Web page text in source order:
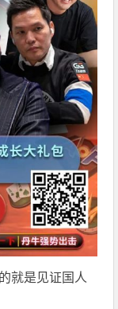
就是见证国人